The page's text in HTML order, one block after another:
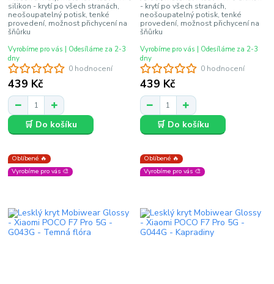
0 hodnocení
silikon - krytí po všech stranách,
neošoupatelný potisk, tenké
provedení, možnost přichycení na
šňůrku
439 Kč
Vyrobíme pro vás | Odesíláme za 2-3
dny
🛒 Do košíku
0 hodnocení
- krytí po všech stranách,
neošoupatelný potisk, tenké
provedení, možnost přichycení na
šňůrku
439 Kč
Vyrobíme pro vás | Odesíláme za 2-3
dny
🛒 Do košíku
Oblíbené 🔥
Vyrobíme pro vás 🎨
Oblíbené 🔥
Vyrobíme pro vás 🎨